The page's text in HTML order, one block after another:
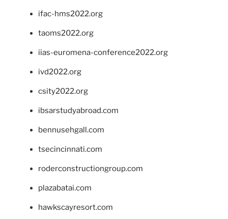
ifac-hms2022.org
taoms2022.org
iias-euromena-conference2022.org
ivd2022.org
csity2022.org
ibsarstudyabroad.com
bennusehgall.com
tsecincinnati.com
roderconstructiongroup.com
plazabatai.com
hawkscayresort.com